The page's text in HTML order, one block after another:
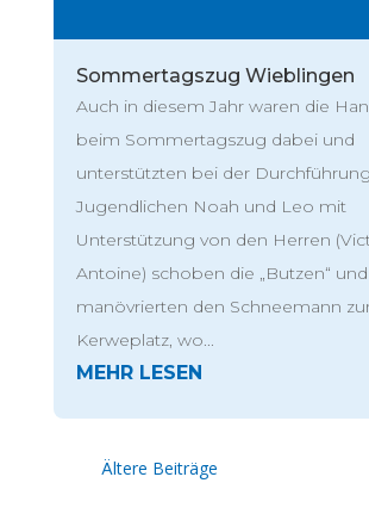
Sommertagszug Wieblingen
Auch in diesem Jahr waren die
beim Sommertagszug dabei und
unterstützten bei der
Jugendlichen Noah und Leo mit
Unterstützung von den Herren
Antoine) schoben die „Butzen“ und
manövrierten den Schneemann
Kerweplatz, wo...